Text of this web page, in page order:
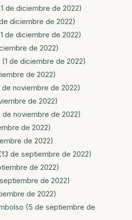
de diciembre de 2022)
diciembre de 2022)
de diciembre de 2022)
de 2022)
(1 de diciembre de 2022)
de 2022)
de noviembre de 2022)
de 2022)
de noviembre de 2022)
de 2022)
de 2022)
de septiembre de 2022)
de 2022)
de 2022)
de 2022)
(5 de septiembre de